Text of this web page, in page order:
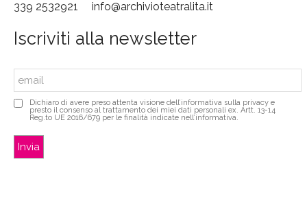
339 2532921
info@archivioteatralita.it
Iscriviti alla newsletter
Dichiaro di avere preso attenta visione dell’informativa sulla privacy e
presto il consenso al trattamento dei miei dati personali ex. Artt. 13-14
Reg.to UE 2016/679 per le finalità indicate nell’informativa.